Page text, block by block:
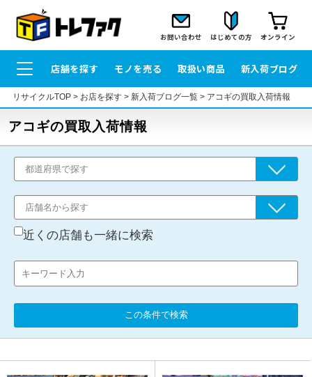
お問い合わせ はじめての方 オンライン
店舗を探す モノを売る 取扱い商品 新入荷ブログ
リサイクルTOP> お店を探す> 新入荷ブログ一覧> アコギの買取入荷情報
アコギの買取入荷情報
近くの店舗も一緒に検索
この条件で検索